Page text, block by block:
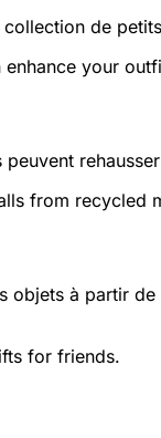
de
enhance your
from recycled
objets à partir de
for friends.